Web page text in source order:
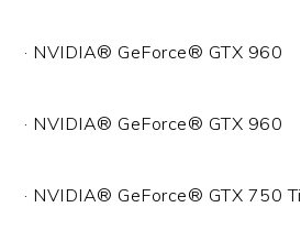
· NVIDIA® GeForce® GTX 960
· NVIDIA® GeForce® GTX 960
· NVIDIA® GeForce® GTX 750 Ti